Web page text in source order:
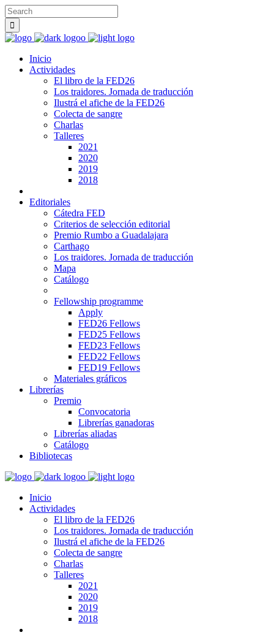
Inicio
Actividades
El libro de la FED26
Los traidores. Jornada de traducción
Ilustrá el afiche de la FED26
Colecta de sangre
Charlas
Talleres
2021
2020
2019
2018
Editoriales
Cátedra FED
Criterios de selección editorial
Premio Rumbo a Guadalajara
Carthago
Los traidores. Jornada de traducción
Mapa
Catálogo
Fellowship programme
Apply
FED26 Fellows
FED25 Fellows
FED23 Fellows
FED22 Fellows
FED19 Fellows
Materiales gráficos
Librerías
Premio
Convocatoria
Librerías ganadoras
Librerías aliadas
Catálogo
Bibliotecas
Inicio
Actividades
El libro de la FED26
Los traidores. Jornada de traducción
Ilustrá el afiche de la FED26
Colecta de sangre
Charlas
Talleres
2021
2020
2019
2018